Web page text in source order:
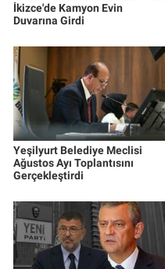
İkizce'de Kamyon Evin
Duvarına Girdi
Yeşilyurt Belediye Meclisi
Ağustos Ayı Toplantısını
Gerçekleştirdi